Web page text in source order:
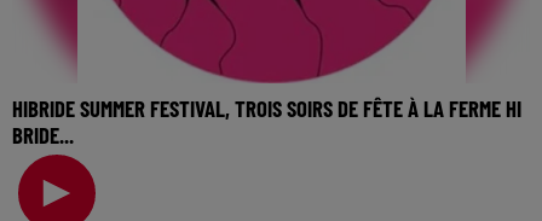
HIBRIDE SUMMER FESTIVAL, TROIS SOIRS DE FÊTE À LA FERME HI
BRIDE...
🎧 Ecoutez Radio FG sur http://www.radiofg.com 📱 et sur
l’Application FG (IOS https://urlz.fr/hhZx